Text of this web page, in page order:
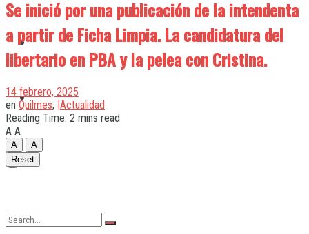
Quilmes
Varela
Se inició por una publicación de la intendenta
a partir de Ficha Limpia. La candidatura del
libertario en PBA y la pelea con Cristina.
14 febrero, 2025
en Quilmes, |Actualidad
Reading Time: 2 mins read
A A
A
A
Reset